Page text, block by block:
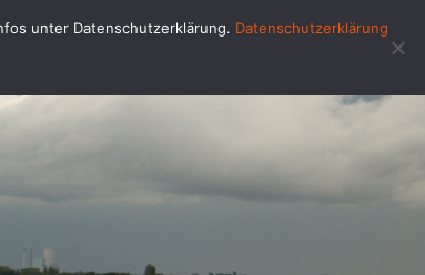
unter Datenschutzerklärung. Datenschutzerklärung